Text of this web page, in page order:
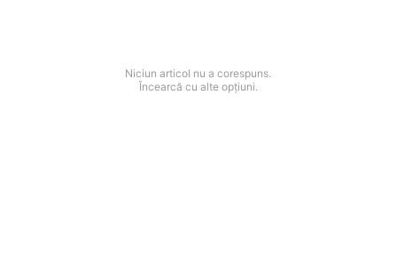
Niciun articol nu a corespuns.
Încearcă cu alte opțiuni.